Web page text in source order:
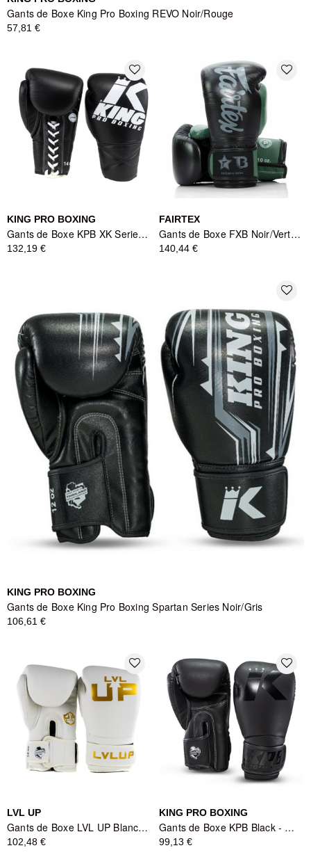
Gants de Boxe King Pro Boxing REVO Noir/Rouge
57,81 €
favorite_border
KING PRO BOXING
Gants de Boxe KPB XK Series Noir/Blanc - King Pro Boxing
132,19 €
favorite_border
FAIRTEX
Gants de Boxe FXB Noir/Vert/Gris - FAIRTEX X BOOSTER
140,44 €
favorite_border
KING PRO BOXING
Gants de Boxe King Pro Boxing Spartan Series Noir/Gris
106,61 €
favorite_border
LVL UP
Gants de Boxe LVL UP Blanc/Doré - Cuir Premium
102,48 €
favorite_border
KING PRO BOXING
Gants de Boxe KPB Black - KING PRO BOXING
99,13 €